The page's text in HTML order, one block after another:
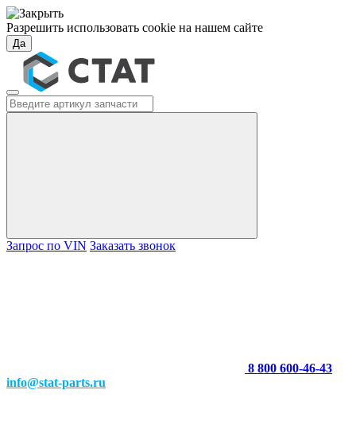
Разрешить использовать cookie на нашем сайте
Да
Запрос по VIN Заказать звонок
8 800 600-46-43
info@stat-parts.ru